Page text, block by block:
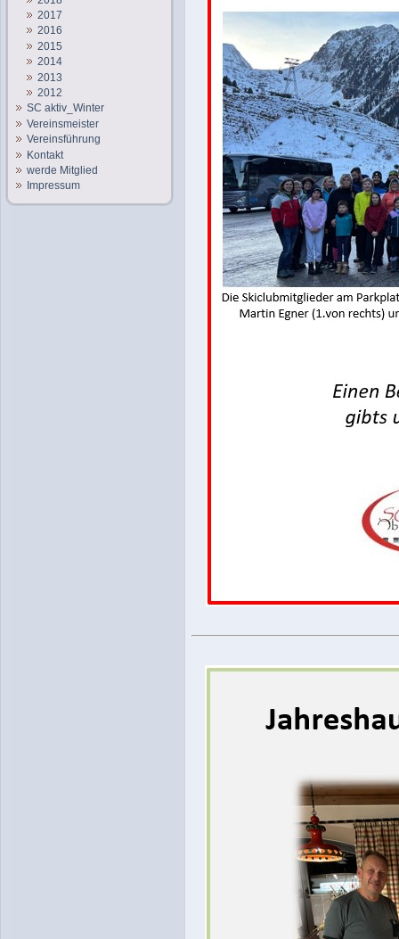
2017
2016
2015
2014
2013
2012
SC aktiv_Winter
Vereinsmeister
Vereinsführung
Kontakt
werde Mitglied
Impressum